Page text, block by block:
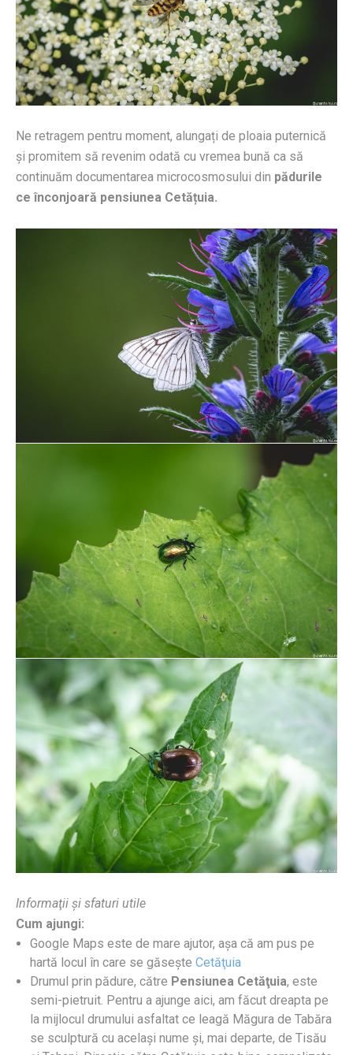
Ne retragem pentru moment, alungați de ploaia puternică
și promitem să revenim odată cu vremea bună ca să
continuăm documentarea microcosmosului din pădurile
ce înconjoară pensiunea Cetățuia.
Informaţii şi sfaturi utile
Cum ajungi:
Google Maps este de mare ajutor, aşa că am pus pe
hartă locul în care se găseşte Cetăţuia
Drumul prin pădure, către Pensiunea Cetăţuia, este
semi-pietruit. Pentru a ajunge aici, am făcut dreapta pe
la mijlocul drumului asfaltat ce leagă Măgura de Tabăra
se sculptură cu acelaşi nume şi, mai departe, de Tisău